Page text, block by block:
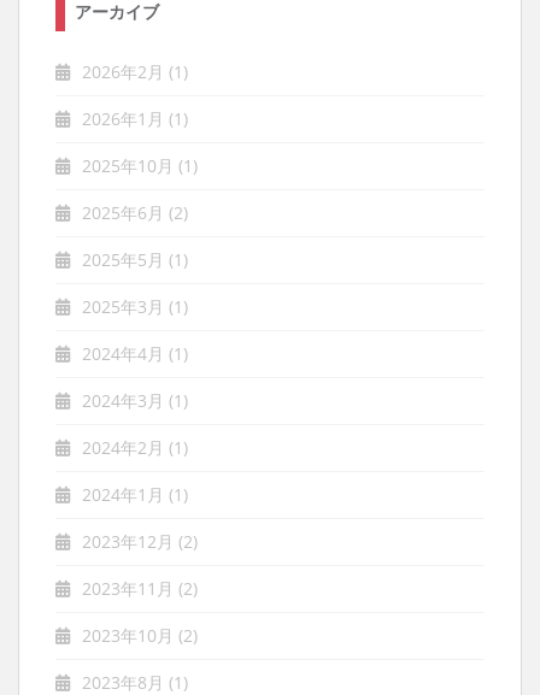
アーカイブ
2026年2月 (1)
2026年1月 (1)
2025年10月 (1)
2025年6月 (2)
2025年5月 (1)
2025年3月 (1)
2024年4月 (1)
2024年3月 (1)
2024年2月 (1)
2024年1月 (1)
2023年12月 (2)
2023年11月 (2)
2023年10月 (2)
2023年8月 (1)